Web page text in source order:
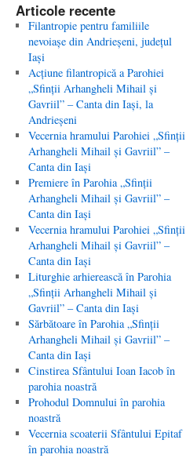
Articole recente
Filantropie pentru familiile
nevoiaşe din Andrieşeni, judeţul
Iaşi
Acţiune filantropică a Parohiei
„Sfinţii Arhangheli Mihail şi
Gavriil” – Canta din Iaşi, la
Andrieşeni
Vecernia hramului Parohiei „Sfinţii
Arhangheli Mihail şi Gavriil” –
Canta din Iaşi
Premiere în Parohia „Sfinţii
Arhangheli Mihail şi Gavriil” –
Canta din Iaşi
Vecernia hramului Parohiei „Sfinţii
Arhangheli Mihail şi Gavriil” –
Canta din Iaşi
Liturghie arhierească în Parohia
„Sfinţii Arhangheli Mihail şi
Gavriil” – Canta din Iaşi
Sărbătoare în Parohia „Sfinţii
Arhangheli Mihail şi Gavriil” –
Canta din Iaşi
Cinstirea Sfântului Ioan Iacob în
parohia noastră
Prohodul Domnului în parohia
noastră
Vecernia scoaterii Sfântului Epitaf
în parohia noastră